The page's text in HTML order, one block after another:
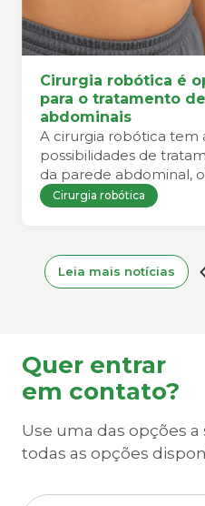
Cirurgia robótica é
para o tratamento
abdominais
A cirurgia robótica tem
possibilidades de
da parede abdominal,
precisão durante o
favorecendo uma
Cirurgia robótica
Leia mais notícias
Quer entrar
em contato?
Use uma das opções a
todas as opções